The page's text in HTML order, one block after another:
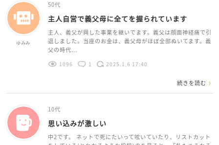
ゆみみ
50代
主人自営で義父母に全てを握られています
主人、義父が興した事業を継いでます。義父は顔面神経痛で引
退しました。当座のお金は、義父母がほぼ全部ぬいてます。義
父の時代...
1096 1 2025.1.6 17:40
続きを読む
10代
思い込みが激しい
中2です。 ネットで死にたいって呟いていたり、リストカット